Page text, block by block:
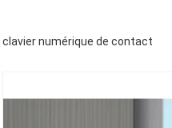
numérique de contact